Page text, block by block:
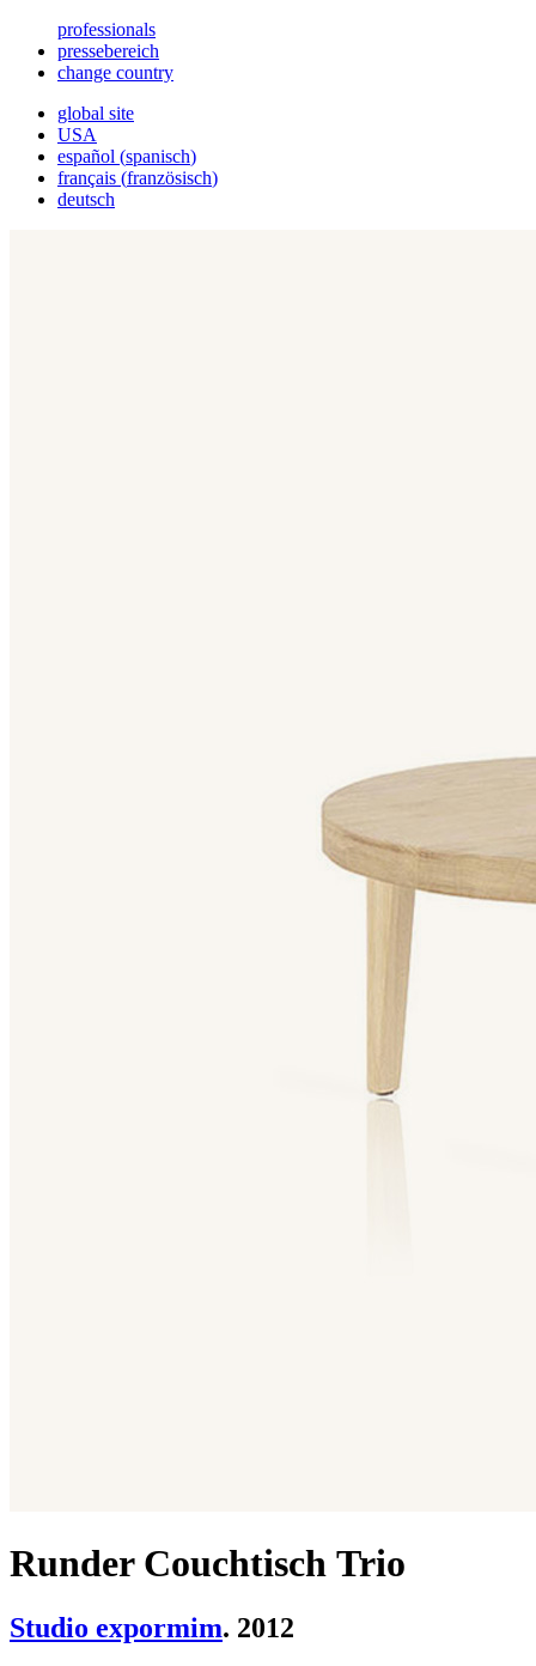
professionals
pressebereich
change country
global site
USA
español (spanisch)
français (französisch)
deutsch
Runder Couchtisch Trio
Studio expormim. 2012